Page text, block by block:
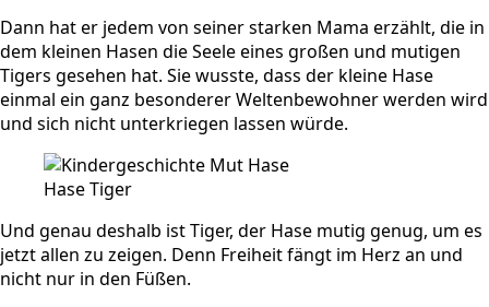
Dann hat er jedem von seiner starken Mama erzählt, die in
dem kleinen Hasen die Seele eines großen und mutigen
Tigers gesehen hat. Sie wusste, dass der kleine Hase
einmal ein ganz besonderer Weltenbewohner werden wird
und sich nicht unterkriegen lassen würde.
Hase Tiger
Und genau deshalb ist Tiger, der Hase mutig genug, um es
jetzt allen zu zeigen. Denn Freiheit fängt im Herz an und
nicht nur in den Füßen.